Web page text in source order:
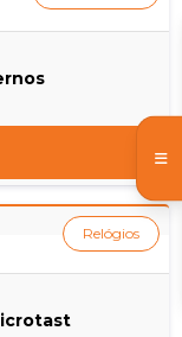
Relógios